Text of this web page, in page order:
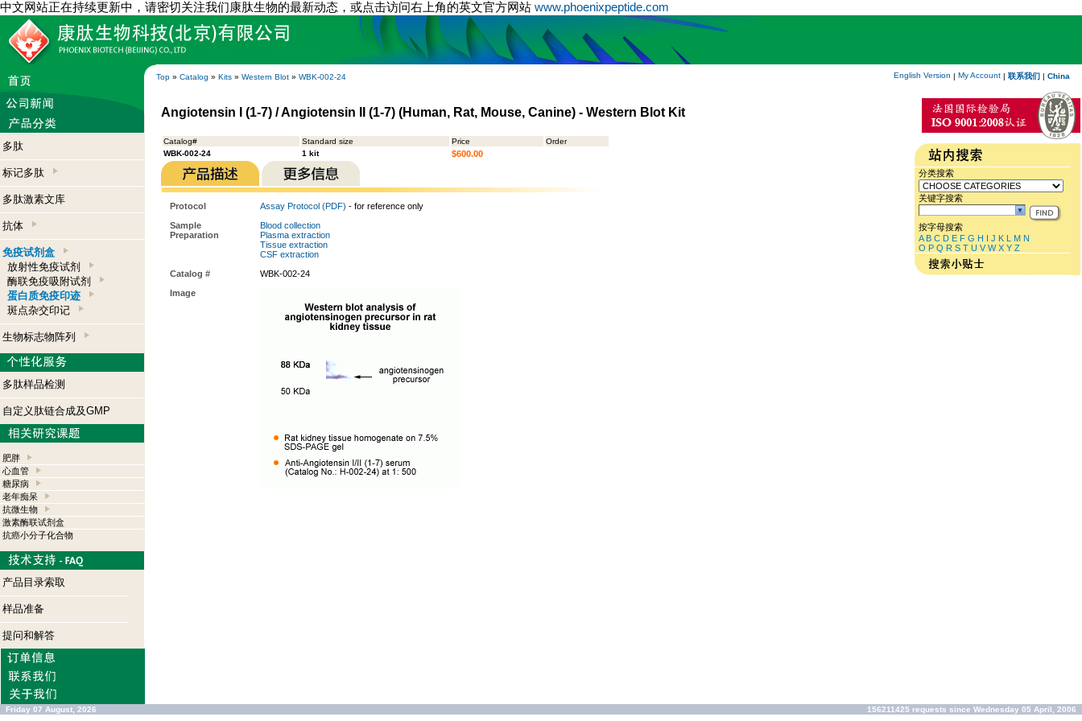
中文网站正在持续更新中，请密切关注我们康肽生物的最新动态，或点击访问右上角的英文官方网站 www.phoenixpeptide.com
Top » Catalog » Kits » Western Blot » WBK-002-24 English Version | My Account | 联系我们 | China
多肽
标记多肽
多肽激素文库
抗体
免疫试剂盒
放射性免疫试剂
酶联免疫吸附试剂
蛋白质免疫印迹
斑点杂交印记
生物标志物阵列
多肽样品检测
自定义肽链合成及GMP
肥胖
心血管
糖尿病
老年痴呆
抗微生物
激素酶联试剂盒
抗癌小分子化合物
产品目录索取
样品准备
提问和解答
Angiotensin I (1-7) / Angiotensin II (1-7) (Human, Rat, Mouse, Canine) - Western Blot Kit
Catalog# Standard size Price
Order
WBK-002-24
1 kit $600.00
Protocol Assay Protocol (PDF) - for reference only
Sample
Preparation
Blood collection
Plasma extraction
Tissue extraction
CSF extraction
Catalog #
WBK-002-24
Image
分类搜索
关键字搜索
按字母搜索
A B C D E F G H I J K L M N
O P Q R S T U V W X Y Z
Friday 07 August, 2026 156211425 requests since Wednesday 05 April, 2006